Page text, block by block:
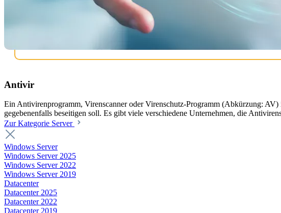
Antivir
Ein Antivirenprogramm, Virenscanner oder Virenschutz-Programm (Abkürzung:
gegebenenfalls beseitigen soll. Es gibt viele verschiedene Unternehmen, die
Zur Kategorie Server
Windows Server
Windows Server 2025
Windows Server 2022
Windows Server 2019
Datacenter
Datacenter 2025
Datacenter 2022
Datacenter 2019